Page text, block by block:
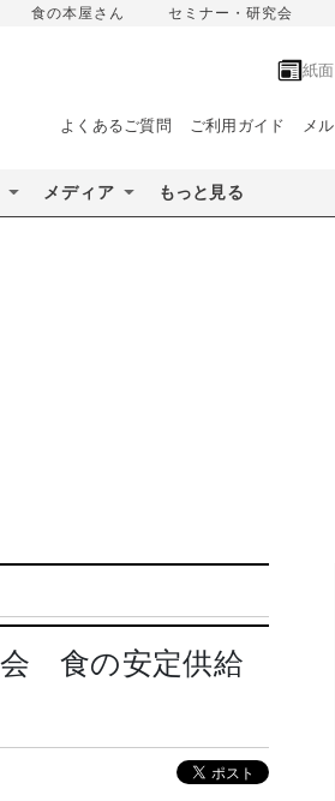
食の本屋さん セミナー・研究会
紙
よくあるご質問 ご利用ガイド メ
メディア もっと見る
会 食の安定供給